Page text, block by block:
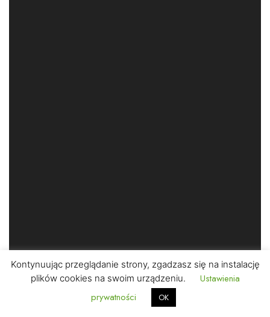
Kontynuując przeglądanie strony, zgadzasz się na instalację
plików cookies na swoim urządzeniu.
Ustawienia
prywatności
OK